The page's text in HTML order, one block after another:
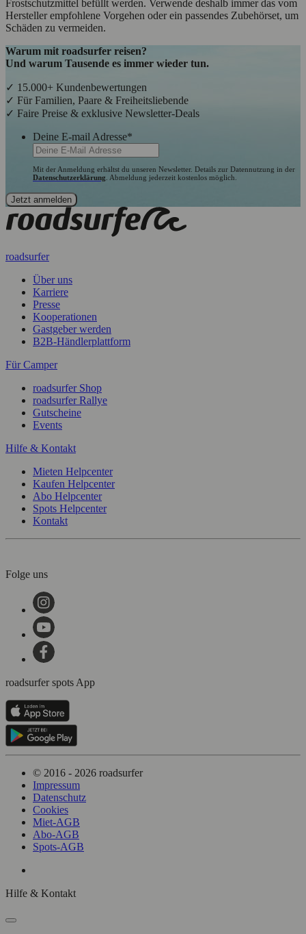
Frostschutzmittel befüllt werden. Verwende deshalb immer das vom
Hersteller empfohlene Vorgehen oder ein passendes Zubehörset, um
Schäden zu vermeiden.
Warum mit roadsurfer reisen?
Und warum Tausende es immer wieder tun.
✓ 15.000+ Kundenbewertungen
✓ Für Familien, Paare & Freiheitsliebende
✓ Faire Preise & exklusive Newsletter-Deals
Deine E-mail Adresse*
Mit der Anmeldung erhältst du unseren Newsletter. Details zur Datennutzung in der
Datenschutzerklärung . Abmeldung jederzeit kostenlos möglich.
roadsurfer
Über uns
Karriere
Presse
Kooperationen
Gastgeber werden
B2B-Händlerplattform
Für Camper
roadsurfer Shop
roadsurfer Rallye
Gutscheine
Events
Hilfe & Kontakt
Mieten Helpcenter
Kaufen Helpcenter
Abo Helpcenter
Spots Helpcenter
Kontakt
Folge uns
roadsurfer spots App
© 2016 - 2026 roadsurfer
Impressum
Datenschutz
Cookies
Miet-AGB
Abo-AGB
Spots-AGB
Hilfe & Kontakt